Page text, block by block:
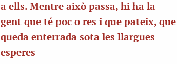
a ells. Mentre això passa, hi ha la
gent que té poc o res i que pateix, que
queda enterrada sota les llargues
esperes